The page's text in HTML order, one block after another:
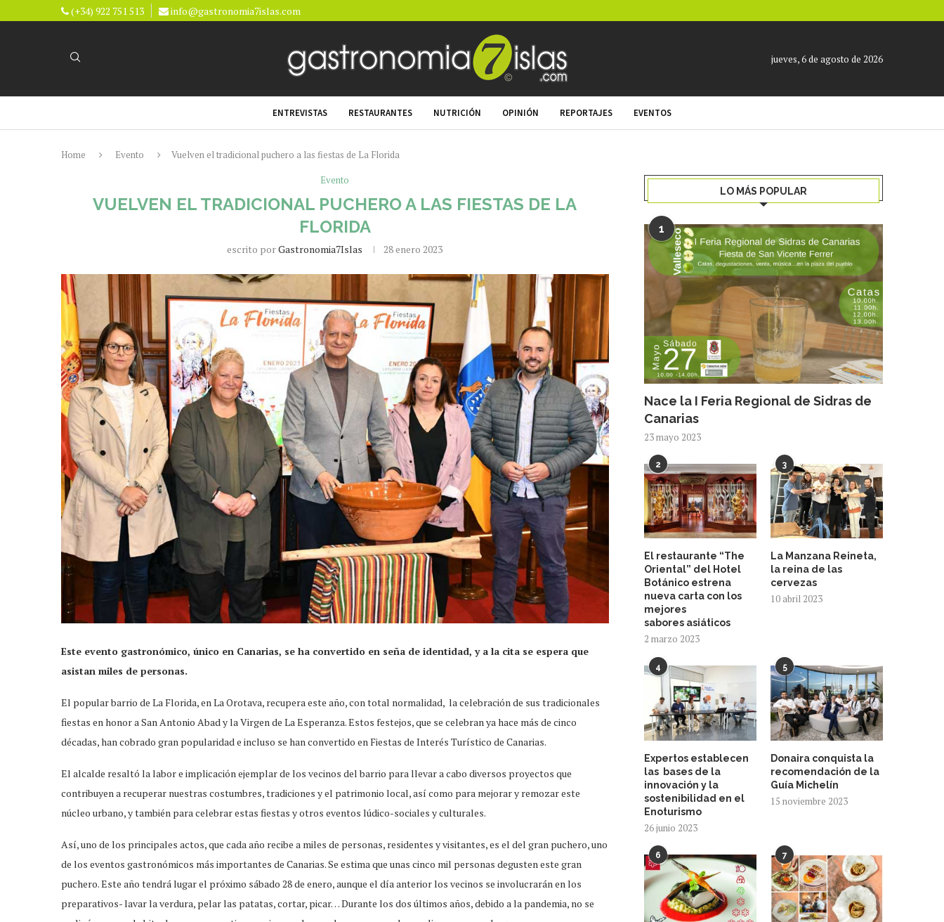
(+34) 922 751 513 info@gastronomia7islas.com
jueves, 6 de agosto de 2026
ENTREVISTAS RESTAURANTES NUTRICIÓN OPINIÓN REPORTAJES EVENTOS
Home Evento
Vuelven el tradicional puchero a las fiestas de La Florida
Evento
VUELVEN EL TRADICIONAL PUCHERO A LAS FIESTAS DE LA
FLORIDA
escrito porGastronomia7Islas 28 enero 2023
Este evento gastronómico, único en Canarias, se ha convertido en seña de identidad, y a la cita se espera que
asistan miles de personas.
El popular barrio de La Florida, en La Orotava, recupera este año, con total normalidad, la celebración de sus tradicionales
fiestas en honor a San Antonio Abad y la Virgen de La Esperanza. Estos festejos, que se celebran ya hace más de cinco
décadas, han cobrado gran popularidad e incluso se han convertido en Fiestas de Interés Turístico de Canarias.
El alcalde resaltó la labor e implicación ejemplar de los vecinos del barrio para llevar a cabo diversos proyectos que
contribuyen a recuperar nuestras costumbres, tradiciones y el patrimonio local, así como para mejorar y remozar este
núcleo urbano, y también para celebrar estas fiestas y otros eventos lúdico-sociales y culturales.
Así, uno de los principales actos, que cada año recibe a miles de personas, residentes y visitantes, es el del gran puchero, uno
de los eventos gastronómicos más importantes de Canarias. Se estima que unas cinco mil personas degusten este gran
puchero. Este año tendrá lugar el próximo sábado 28 de enero, aunque el día anterior los vecinos se involucrarán en los
preparativos- lavar la verdura, pelar las patatas, cortar, picar… Durante los dos últimos años, debido a la pandemia, no se
LO MÁS POPULAR
1
Nace la I Feria Regional de Sidras de
Canarias
23 mayo 2023
2
El restaurante “The
Oriental” del Hotel
Botánico estrena
nueva carta con los
mejores
sabores asiáticos
2 marzo 2023
3
La Manzana Reineta,
la reina de las
cervezas
10 abril 2023
4
Expertos establecen
las bases de la
innovación y la
sostenibilidad en el
Enoturismo
26 junio 2023
5
Donaira conquista la
recomendación de la
Guía Michelín
15 noviembre 2023
6 7